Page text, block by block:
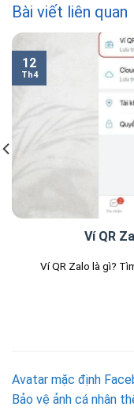
Bài viết liên quan
Ví QR
Ví QR Zalo là gì?
12
Th4
Avatar mặc định
Bảo vệ ảnh cá nhân